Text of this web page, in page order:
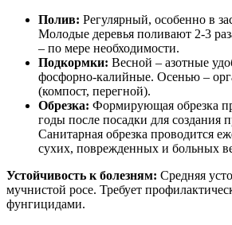
Полив: Регулярный, особенно в
Молодые деревья поливают 2-3
– по мере необходимости.
Подкормки: Весной – азотные
фосфорно-калийные. Осенью –
(компост, перегной).
Обрезка: Формирующая обрезка
годы после посадки для создания
Санитарная обрезка проводится
сухих, поврежденных и больных
Устойчивость к болезням: Средняя
мучнистой росе. Требует
фунгицидами.